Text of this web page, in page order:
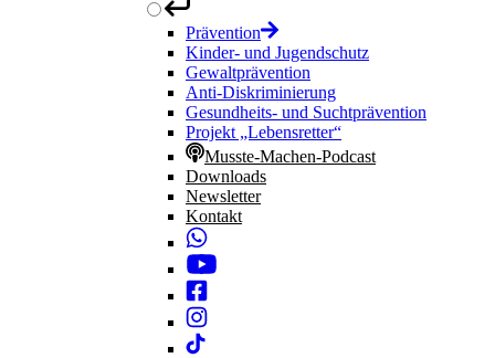
Prävention
Kinder- und Jugendschutz
Gewaltprävention
Anti-Diskriminierung
Gesundheits- und Suchtprävention
Projekt „Lebensretter“
Musste-Machen-Podcast
Downloads
Newsletter
Kontakt